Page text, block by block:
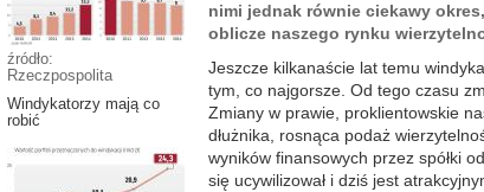
źródło:
Rzeczpospolita
Windykatorzy mają co
robić
nimi jednak równie ciekawy
oblicze naszego rynku
Jeszcze kilkanaście lat temu
tym, co najgorsze. Od tego czasu
Zmiany w prawie, proklientowskie
dłużnika, rosnąca podaż
wyników finansowych przez spółki
się ucywilizował i dziś jest